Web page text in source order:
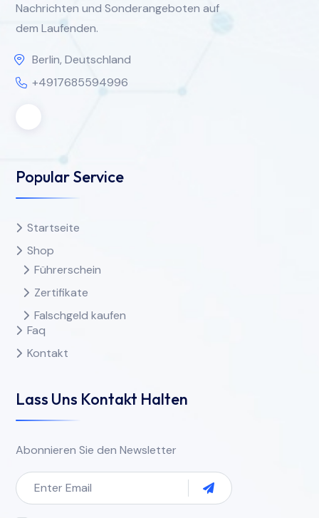
Nachrichten und Sonderangeboten auf
dem Laufenden.
Berlin, Deutschland
+4917685594996
Popular Service
Startseite
Shop
Führerschein
Zertifikate
Falschgeld kaufen
Faq
Kontakt
Lass Uns Kontakt Halten
Abonnieren Sie den Newsletter